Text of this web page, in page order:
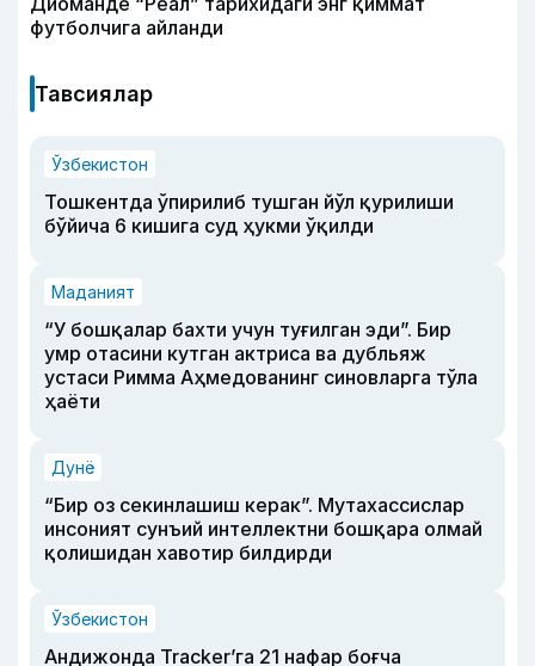
футболчига айланди
Тавсиялар
Ўзбекистон
Тошкентда ўпирилиб тушган йўл қурилиши
бўйича 6 кишига суд ҳукми ўқилди
Маданият
“У бошқалар бахти учун туғилган эди”. Бир
умр отасини кутган актриса ва дубльяж
устаси Римма Аҳмедованинг синовларга тўла
ҳаёти
Дунё
“Бир оз секинлашиш керак”. Мутахассислар
инсоният сунъий интеллектни бошқара олмай
қолишидан хавотир билдирди
Ўзбекистон
Андижонда Tracker’га 21 нафар боғча